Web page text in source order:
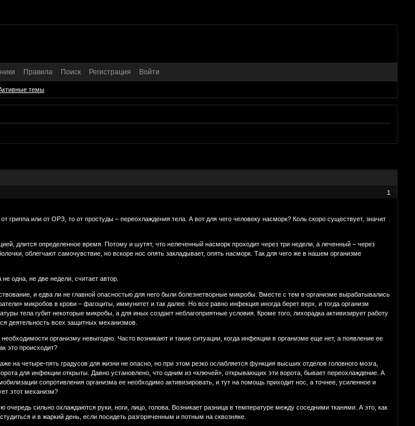
Правила Поиск Регистрация Войти
темы
1
гриппа или от ОРЗ, то от простуды – переохлаждения тела. А вот для чего человеку насморк? Коль скоро существует, значит
длится определенное время. Потому и шутят, что нелеченный насморк проходит через три недели, а леченный – через
облегчают самочувствие, но вскоре нос опять закладывает, опять насморк. Так для чего же в нашем организме
одна, не две недели, считает автор.
и едва ли не главной опасностью для него были болезнетворные микробы. Вместе с тем в организме вырабатывались
микробов в крови – фагоциты, иммунитет и так далее. Но все равно инфекция иногда берет верх, и тогда организм
тела губит некоторые микробы, а для иных создает неблагоприятные условия. Кроме того, лихорадка активизирует работу
деятельность всех защитных механизмов.
организму невыгодно. Часто возникают и такие ситуации, когда инфекции в организме еще нет, а появление ее
это происходит?
на четыре-пять градусов для жизни не опасно, но при этом резко ослабляется функция высших отделов головного мозга,
для инфекции открыты. Давно установлено, что одним из «ключей», открывающих эти ворота, бывает переохлаждение. А
сопротивления организма ее необходимо активизировать, и тут на помощь приходит нос, а точнее, усиленное и
этот механизм?
сильно охлаждаются руки, ноги, лицо, голова. Возникает разница в температуре между соседними тканями. А это, как
и в жаркий день, если посидеть разгоряченным и потным на сквозняке.